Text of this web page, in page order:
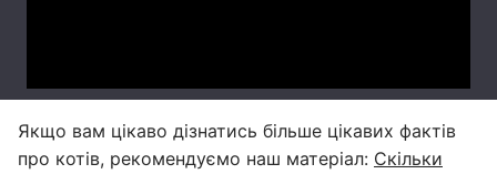
Якщо вам цікаво дізнатись більше цікавих фактів
про котів, рекомендуємо наш матеріал: Скільки